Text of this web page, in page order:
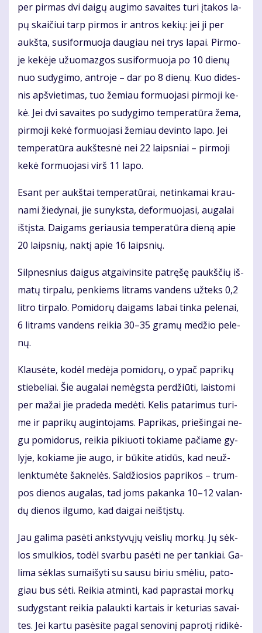
per pir­mas dvi dai­gų au­gi­mo sa­vai­tes tu­ri įta­kos la­
pų skai­čiui tarp pir­mos ir ant­ros ke­kių: jei ji per
aukš­ta, su­si­for­muo­ja dau­giau nei trys la­pai. Pir­mo­
je ke­kė­je užuo­maz­gos su­si­for­muo­ja po 10 die­nų
nuo su­dy­gi­mo, ant­ro­je – dar po 8 die­nų. Kuo di­des­
nis ap­švie­ti­mas, tuo že­miau for­muo­ja­si pir­mo­ji ke­
kė. Jei dvi sa­vai­tes po su­dy­gi­mo tem­pe­ra­tū­ra že­ma,
pir­mo­ji ke­kė for­muo­ja­si že­miau de­vin­to la­po. Jei
tem­pe­ra­tū­ra aukš­tes­nė nei 22 laips­niai – pir­mo­ji
ke­kė for­muo­ja­si virš 11 la­po.
Esant per aukš­tai tem­pe­ra­tū­rai, ne­tin­ka­mai krau­
na­mi žie­dy­nai, jie su­nyks­ta, de­for­muo­ja­si, au­ga­lai
iš­tįs­ta. Dai­gams ge­riau­sia tem­pe­ra­tū­ra die­ną apie
20 laips­nių, nak­tį apie 16 laips­nių.
Sil­pnes­nius dai­gus at­gai­vin­si­te pa­trę­šę paukš­čių iš­
ma­tų tir­pa­lu, pen­kiems lit­rams van­dens už­teks 0,2
lit­ro tir­pa­lo. Po­mi­do­rų dai­gams la­bai tin­ka pe­le­nai,
6 lit­rams van­dens rei­kia 30–35 gra­mų me­džio pe­le­
nų.
Klau­sė­te, ko­dėl me­dė­ja po­mi­do­rų, o ypač pa­pri­kų
stie­be­liai. Šie au­ga­lai ne­mėgs­ta per­džiū­ti, lais­to­mi
per ma­žai jie pra­de­da me­dė­ti. Ke­lis pa­ta­ri­mus tu­ri­
me ir pa­pri­kų au­gin­to­jams. Pa­pri­kas, prie­šin­gai ne­
gu po­mi­do­rus, rei­kia pi­kiuo­ti to­kia­me pa­čia­me gy­
ly­je, ko­kia­me jie au­go, ir bū­ki­te ati­dūs, kad ne­už­
lenk­tu­mė­te šak­ne­lės. Sal­džio­sios pa­pri­kos – trum­
pos die­nos au­ga­las, tad joms pa­kan­ka 10–12 va­lan­
dų die­nos il­gu­mo, kad dai­gai ne­iš­tįs­tų.
Jau ga­li­ma pa­sė­ti anks­ty­vų­jų veis­lių mor­kų. Jų sėk­
los smul­kios, to­dėl svar­bu pa­sė­ti ne per tan­kiai. Ga­
li­ma sėk­las su­mai­šy­ti su sau­su bi­riu smė­liu, pa­to­
giau bus sė­ti. Rei­kia at­min­ti, kad pa­pras­tai mor­kų
su­dygs­tant rei­kia pa­lauk­ti kar­tais ir ke­tu­rias sa­vai­
tes. Jei kar­tu pa­sė­si­te pa­gal se­no­vi­nį pa­pro­tį ri­di­kė­